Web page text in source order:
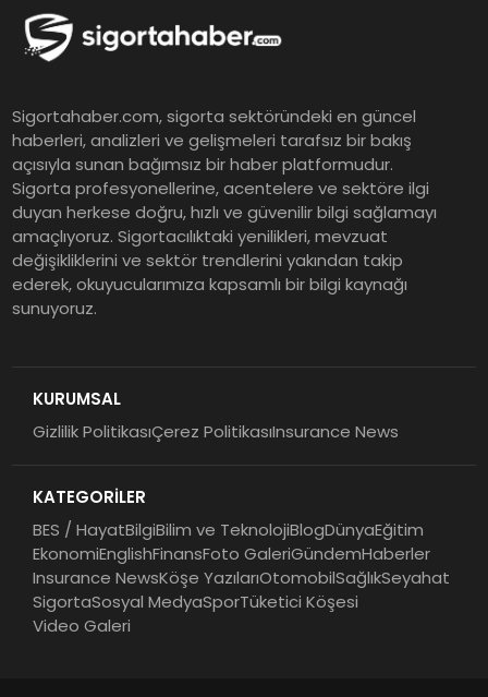
Sonuçlarını Açıkladı
Araştırması: Yapay Zekâ Destekli
Tehditler ve Kurumsal
Dayanıklılık
Sigorta Mobil İzmir Bölge
Müdürlüğü Faaliyete Başladı
Koç Holding 2026 Yılının İlk
Sigortahaber.com, sigorta sektöründeki en güncel
haberleri, analizleri ve gelişmeleri tarafsız bir bakış
açısıyla sunan bağımsız bir haber platformudur.
Sigorta profesyonellerine, acentelere ve sektöre ilgi
duyan herkese doğru, hızlı ve güvenilir bilgi sağlamayı
amaçlıyoruz. Sigortacılıktaki yenilikleri, mevzuat
değişikliklerini ve sektör trendlerini yakından takip
ederek, okuyucularımıza kapsamlı bir bilgi kaynağı
sunuyoruz.
KURUMSAL
Gizlilik PolitikasıÇerez PolitikasıInsurance News
KATEGORİLER
BES / HayatBilgiBilim ve TeknolojiBlogDünyaEğitim
EkonomiEnglishFinansFoto GaleriGündemHaberler
Insurance NewsKöşe YazılarıOtomobilSağlıkSeyahat
SigortaSosyal MedyaSporTüketici Köşesi
Video Galeri